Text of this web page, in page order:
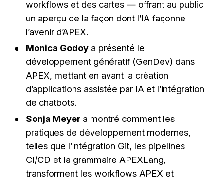
workflows et des cartes — offrant au public
un aperçu de la façon dont l’IA façonne
l’avenir d’APEX.
Monica Godoya présenté le
développement génératif (GenDev) dans
APEX, mettant en avant la création
d’applications assistée par IA et l’intégration
de chatbots.
Sonja Meyer a montré comment les
pratiques de développement modernes,
telles que l’intégration Git, les pipelines
CI/CD et la grammaire APEXLang,
transforment les workflows APEX et